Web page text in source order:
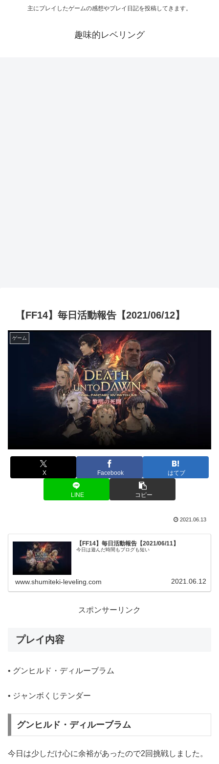
主にプレイしたゲームの感想やプレイ日記を投稿してきます。
趣味的レベリング
【FF14】毎日活動報告【2021/06/12】
ゲーム
X Facebook はてブ
LINE コピー
2021.06.13
【FF14】毎日活動報告【2021/06/11】
今日は遊んだ時間もブログも短い
www.shumiteki-leveling.com 2021.06.12
スポンサーリンク
プレイ内容
• グンヒルド・ディルーブラム
• ジャンボくじテンダー
グンヒルド・ディルーブラム
今日は少しだけ心に余裕があったので2回挑戦しました。